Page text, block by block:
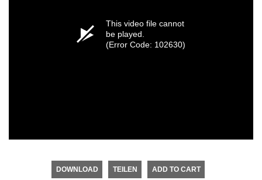
This video file cannot
be played.
(Error Code: 102630)
DOWNLOAD TEILEN ADD TO CART